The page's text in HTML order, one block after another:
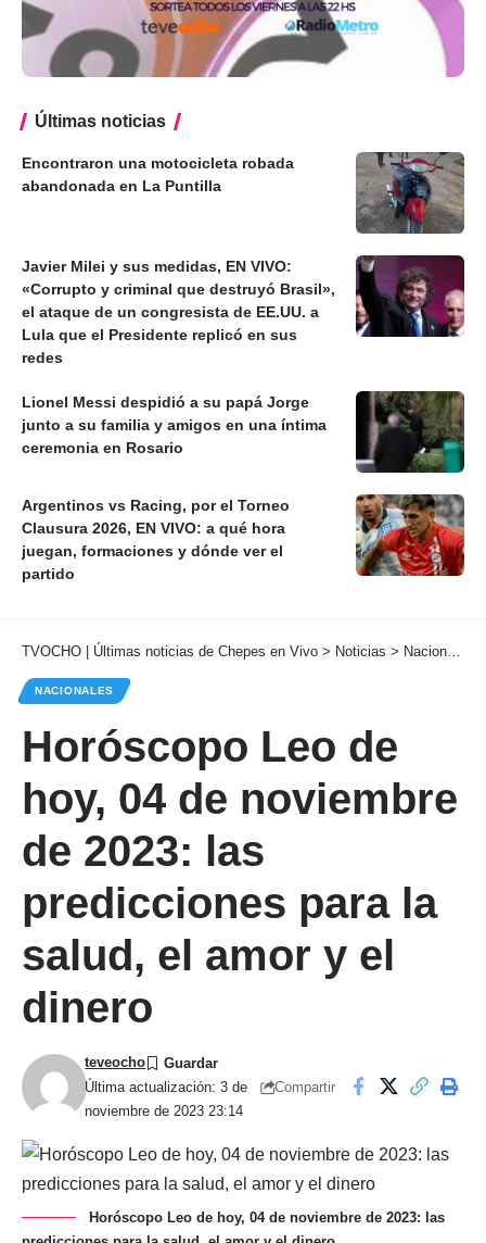
Últimas noticias
Encontraron una motocicleta robada
abandonada en La Puntilla
Javier Milei y sus medidas, EN VIVO:
«Corrupto y criminal que destruyó Brasil»,
el ataque de un congresista de EE.UU. a
Lula que el Presidente replicó en sus
redes
Lionel Messi despidió a su papá Jorge
junto a su familia y amigos en una íntima
ceremonia en Rosario
Argentinos vs Racing, por el Torneo
Clausura 2026, EN VIVO: a qué hora
juegan, formaciones y dónde ver el
partido
TVOCHO | Últimas noticias de Chepes en Vivo > Noticias > Nacionales
NACIONALES
Horóscopo Leo de
hoy, 04 de noviembre
de 2023: las
predicciones para la
salud, el amor y el
dinero
Última actualización: 3 de
noviembre de 2023 23:14
teveocho
Compartir
Horóscopo Leo de hoy, 04 de noviembre de 2023: las